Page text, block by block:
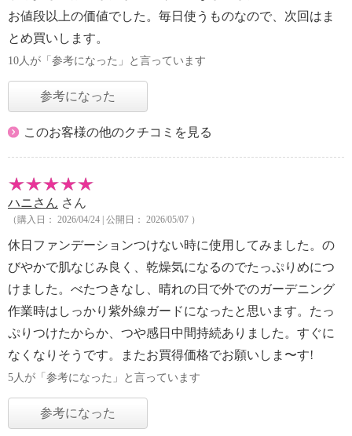
お値段以上の価値でした。毎日使うものなので、次回はま
とめ買いします。
10人が「参考になった」と言っています
参考になった
このお客様の他のクチコミを見る
ハニさん さん
（購入日： 2026/04/24 | 公開日： 2026/05/07 ）
休日ファンデーションつけない時に使用してみました。の
びやかで肌なじみ良く、乾燥気になるのでたっぷりめにつ
けました。べたつきなし、晴れの日で外でのガーデニング
作業時はしっかり紫外線ガードになったと思います。たっ
ぷりつけたからか、つや感日中間持続ありました。すぐに
なくなりそうです。またお買得価格でお願いしま〜す!
5人が「参考になった」と言っています
参考になった